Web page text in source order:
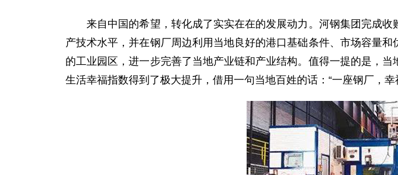
来自中国的希望，转化成了实实在在的发展动力。河钢集团完成收
产技术水平，并在钢厂周边利用当地良好的港口基础条件、市场容量
的工业园区，进一步完善了当地产业链和产业结构。值得一提的是，
生活幸福指数得到了极大提升，借用一句当地百姓的话：“一座钢厂，幸